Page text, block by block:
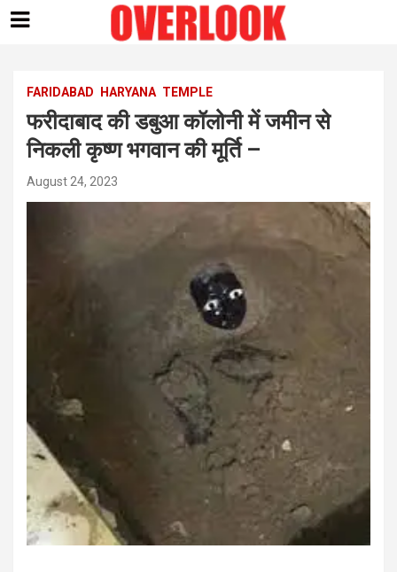
contentFARIDABAD HARYANA TEMPLE
फरीदाबाद की डबुआ कॉलोनी में जमीन से
निकली कृष्ण भगवान की मूर्ति –
August 24, 2023